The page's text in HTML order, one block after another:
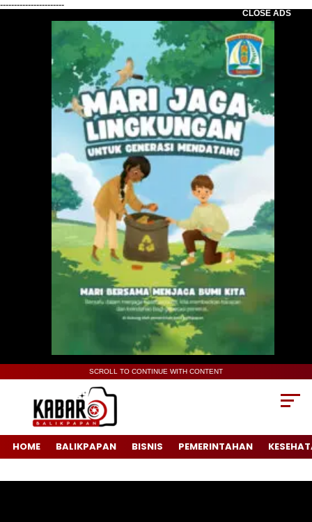
-----------------------
CLOSE ADS
SCROLL TO CONTINUE WITH CONTENT
HOME BALIKPAPAN BISNIS PEMERINTAHAN